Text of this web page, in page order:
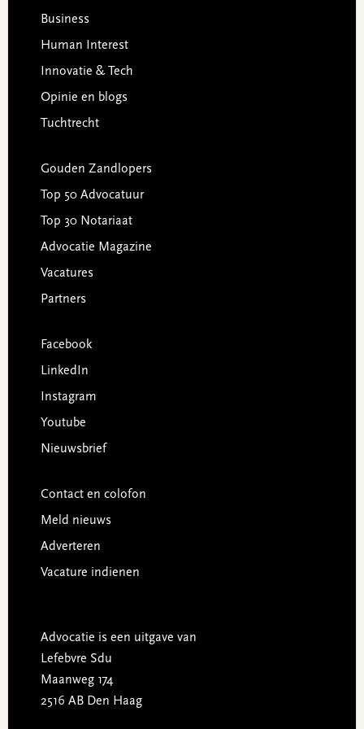
Business
Human Interest
Innovatie & Tech
Opinie en blogs
Tuchtrecht
Gouden Zandlopers
Top 50 Advocatuur
Top 30 Notariaat
Advocatie Magazine
Vacatures
Partners
Facebook
LinkedIn
Instagram
Youtube
Nieuwsbrief
Contact en colofon
Meld nieuws
Adverteren
Vacature indienen
Advocatie is een uitgave van
Lefebvre Sdu
Maanweg 174
2516 AB Den Haag